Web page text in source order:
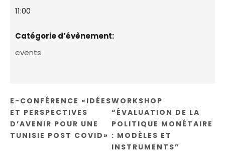
11:00
Catégorie d’évènement:
events
E-CONFÉRENCE «IDÉES
ET PERSPECTIVES
D’AVENIR POUR UNE
TUNISIE POST COVID»
WORKSHOP
“ÉVALUATION DE LA
POLITIQUE MONÉTAIRE
: MODÈLES ET
INSTRUMENTS”